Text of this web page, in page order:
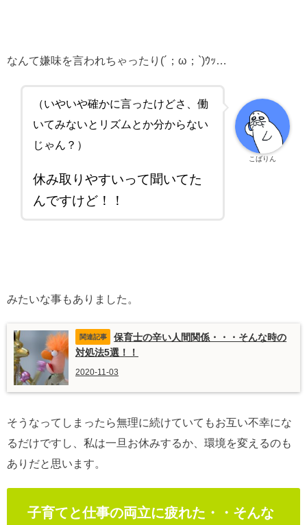
なんて嫌味を言われちゃったり(´；ω；`)ｳｯ…
（いやいや確かに言ったけどさ、働
いてみないとリズムとか分からない
じゃん？）
休み取りやすいって聞いてた
んですけど！！
こばりん
みたいな事もありました。
保育士の辛い人間関係・・・そんな時の
対処法5選！！
2020-11-03
そうなってしまったら無理に続けていてもお互い不幸にな
るだけですし、私は一旦お休みするか、環境を変えるのも
ありだと思います。
子育てと仕事の両立に疲れた・・そんな